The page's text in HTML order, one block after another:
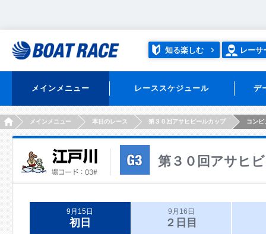
知る楽しむ レーサ
メインメニュー レーススケジュール デ
HOMEメインメニュー 本日のレース 第３０回アサヒビールカップ コンピ
第３０回アサヒ
9月15日
初日
9月16日
２日目